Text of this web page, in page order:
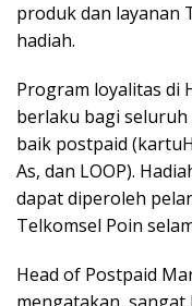
produk dan layanan
hadiah.
Program loyalitas di
berlaku bagi
baik postpaid
As, dan LOOP).
dapat diperoleh
Telkomsel Poin
Head of Postpaid